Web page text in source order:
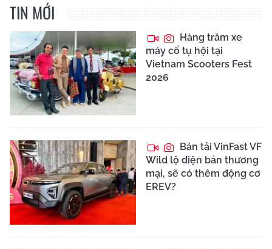
TIN MỚI
Hàng trăm xe
máy cổ tụ hội tại
Vietnam Scooters Fest
2026
Bán tải VinFast VF
Wild lộ diện bản thương
mại, sẽ có thêm động cơ
EREV?